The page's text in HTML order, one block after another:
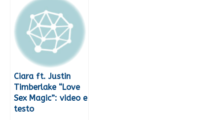
Ciara ft. Justin
Timberlake “Love
Sex Magic”: video e
testo